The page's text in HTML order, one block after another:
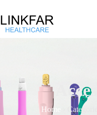
Home